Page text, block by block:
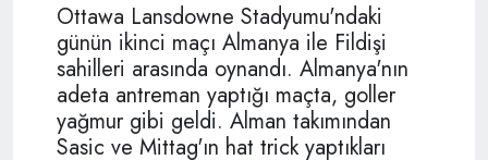
Ottawa Lansdowne Stadyumu'ndaki
günün ikinci maçı Almanya ile Fildişi
sahilleri arasında oynandı. Almanya'nın
adeta antreman yaptığı maçta, goller
yağmur gibi geldi. Alman takımından
Sasic ve Mittag'ın hat trick yaptıkları